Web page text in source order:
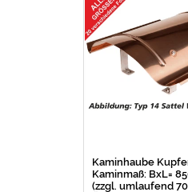
Kaminhaube
Kaminmaß: BxL=
(zzgl. umlaufend